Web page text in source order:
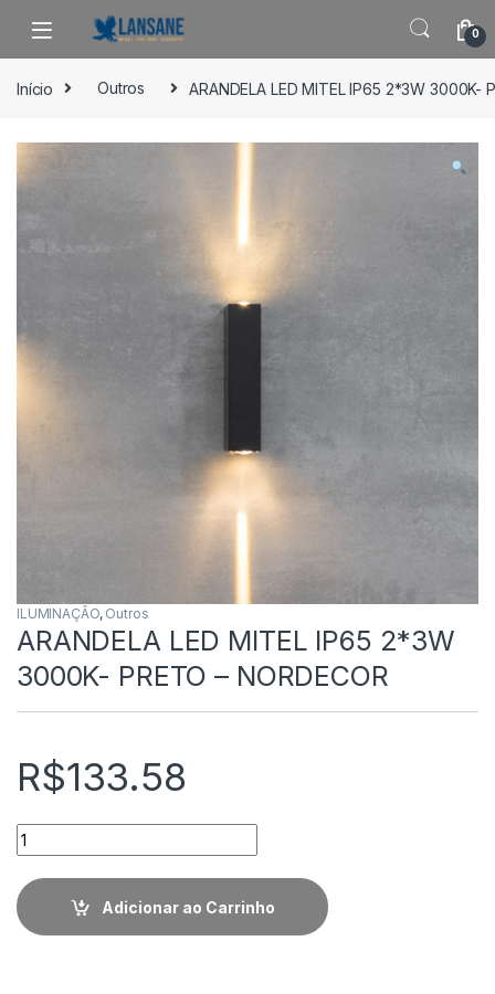
Saltar para navegação
Pular para o conteúdo
0
Início Outros ARANDELA LED MITEL IP65 2*3W 3000K-
ILUMINAÇÃO, Outros
ARANDELA LED MITEL IP65 2*3W
3000K- PRETO – NORDECOR
R$133.58
Quantidade
Adicionar ao Carrinho